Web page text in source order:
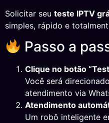
Solicitar seu teste IPTV
simples, rápido e
Passo a
Clique no botão
Você será
atendimento via
Atendimento
Um robô inteligente